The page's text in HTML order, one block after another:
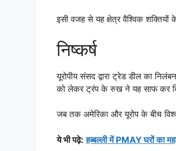
इसी वजह से यह क्षेत्र वैश्विक शक्तियों
निष्कर्ष
यूरोपीय संसद द्वारा ट्रेड डील का
को लेकर ट्रंप के रुख ने यह साफ कर
जब तक अमेरिका और यूरोप के बीच
ये भी पढ़े: हब्बल्ली में PMAY घरों का